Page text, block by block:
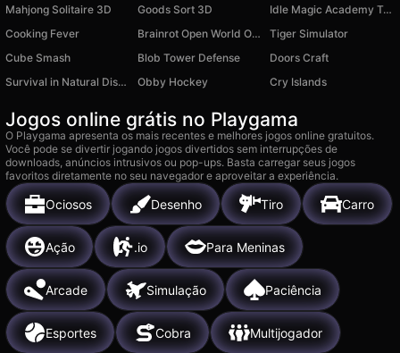
Mahjong Solitaire 3D
Goods Sort 3D
Idle Magic Academy Tycoon
Cooking Fever
Brainrot Open World Online
Tiger Simulator
Cube Smash
Blob Tower Defense
Doors Craft
Survival in Natural Disasters
Obby Hockey Cry Islands
Jogos online grátis no Playgama
O Playgama apresenta os mais recentes e melhores jogos online gratuitos.
Você pode se divertir jogando jogos divertidos sem interrupções de
downloads, anúncios intrusivos ou pop-ups. Basta carregar seus jogos
favoritos diretamente no seu navegador e aproveitar a experiência.
Ociosos Desenho Tiro Carro
Ação .io Para Meninas
Arcade Simulação Paciência
Esportes Cobra Multijogador